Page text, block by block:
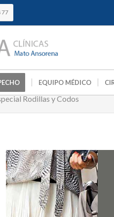
77
EQUIPO MÉDICO
Rodillas y Codos